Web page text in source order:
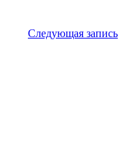
Следующая запись